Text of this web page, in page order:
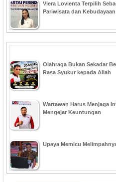
Viera Lovienta Terpilih
Pariwisata dan
Olahraga Bukan Sekadar
Rasa Syukur kepada Allah
Wartawan Harus Menjaga
Mengejar Keuntungan
Upaya Memicu